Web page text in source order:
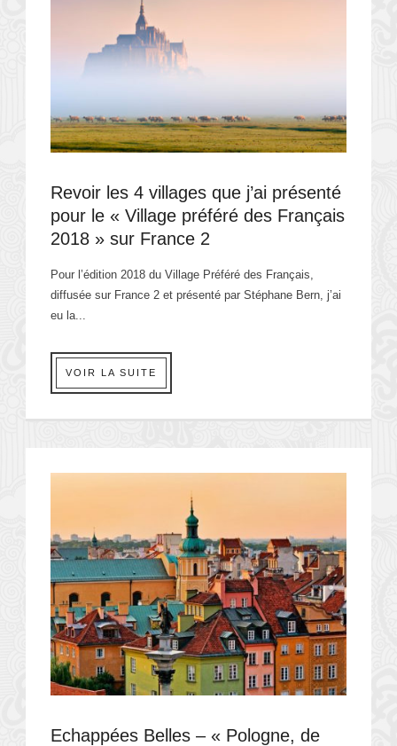
Revoir les 4 villages que j’ai présenté
pour le « Village préféré des Français
2018 » sur France 2
Pour l’édition 2018 du Village Préféré des Français,
diffusée sur France 2 et présenté par Stéphane Bern, j’ai
eu la...
VOIR LA SUITE
Echappées Belles – « Pologne, de